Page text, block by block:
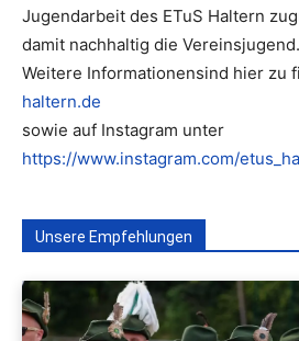
Jugendarbeit des ETuS Haltern
damit nachhaltig die Vereinsjugend.
Weitere Informationensind hier zu
haltern.de
sowie auf Instagram unter
https://www.instagram.com/
Unsere Empfehlungen